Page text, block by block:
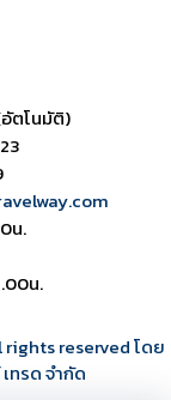
ตโนมัติ)
น.
น.
reserved โดย
ทรด จำกัด